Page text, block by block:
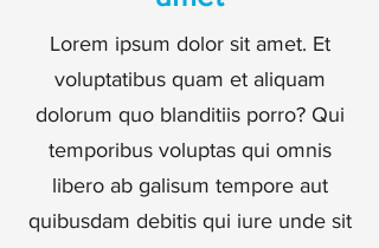
Lorem ipsum dolor sit amet. Et
voluptatibus quam et aliquam
dolorum quo blanditiis porro? Qui
temporibus voluptas qui omnis
libero ab galisum tempore aut
quibusdam debitis qui iure unde sit